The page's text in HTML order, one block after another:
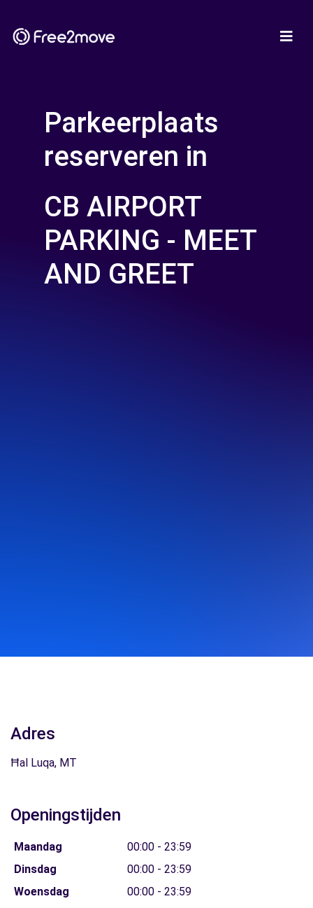
Parkeerplaats
reserveren in
CB AIRPORT
PARKING - MEET
AND GREET
Adres
Ħal Luqa, MT
Openingstijden
Maandag
00:00 - 23:59
Dinsdag
00:00 - 23:59
Woensdag
00:00 - 23:59